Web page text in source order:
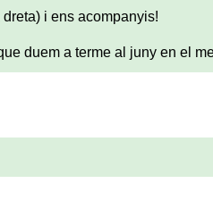
i ens acompanyis!
duem a terme al juny en el